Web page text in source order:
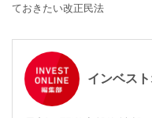
ておきたい改正民法
インベス